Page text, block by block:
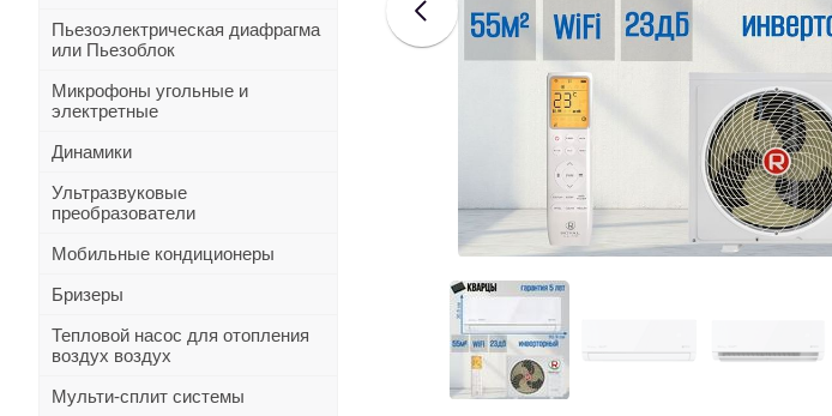
Пьезоэлектрическая диафрагма
или Пьезоблок
Микрофоны угольные и
электретные
Динамики
Ультразвуковые
преобразователи
Мобильные кондиционеры
Бризеры
Тепловой насос для отопления
воздух воздух
Мульти-сплит системы